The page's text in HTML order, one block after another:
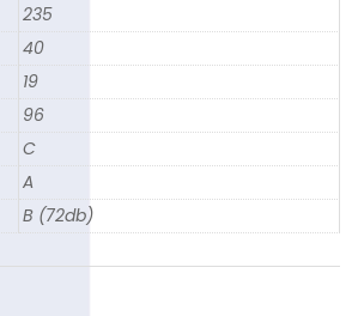
235
40
19
96
C
A
B (72db)